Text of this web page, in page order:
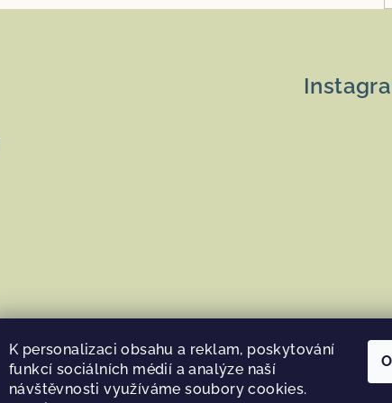
K personalizaci obsahu a reklam, poskytování
funkcí sociálních médií a analýze naší
návštěvnosti využíváme soubory cookies.